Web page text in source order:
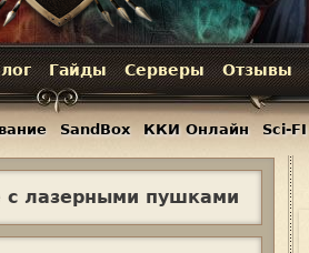
с лазерными пушками
Гайды Серверы Отзывы
SandBox ККИ Онлайн Sci-FI